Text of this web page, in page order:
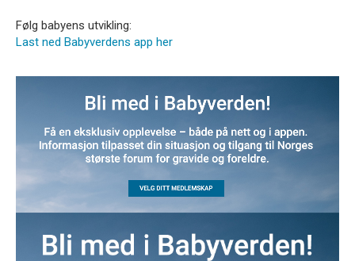
Følg babyens utvikling:
Last ned Babyverdens app her